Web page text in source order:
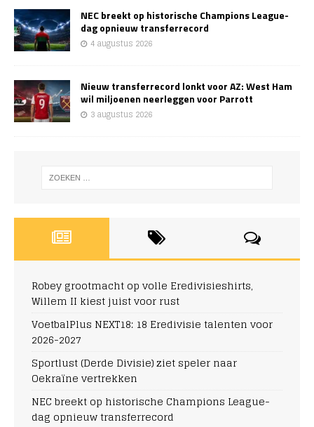
NEC breekt op historische Champions League-
dag opnieuw transferrecord
4 augustus 2026
Nieuw transferrecord lonkt voor AZ: West Ham
wil miljoenen neerleggen voor Parrott
3 augustus 2026
Robey grootmacht op volle Eredivisieshirts,
Willem II kiest juist voor rust
VoetbalPlus NEXT18: 18 Eredivisie talenten voor
2026-2027
Sportlust (Derde Divisie) ziet speler naar
Oekraïne vertrekken
NEC breekt op historische Champions League-
dag opnieuw transferrecord